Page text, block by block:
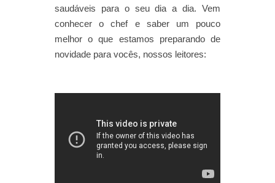
saudáveis para o seu dia a dia. Vem
conhecer o chef e saber um pouco
melhor o que estamos preparando de
novidade para vocês, nossos leitores: